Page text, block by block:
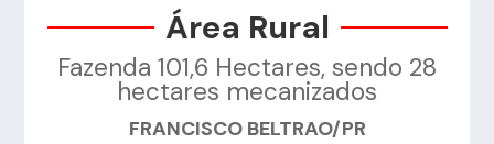
Área Rural
Fazenda 101,6 Hectares, sendo 28
hectares mecanizados
FRANCISCO BELTRAO/PR